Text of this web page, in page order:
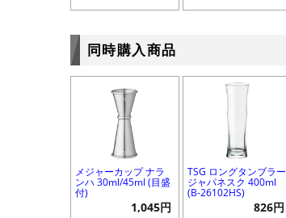
同時購入商品
メジャーカップ ナラ
ンハ 30ml/45ml (目盛
付)
1,045円
TSG ロングタンブラー
ジャパネスク 400ml
(B-26102HS)
826円